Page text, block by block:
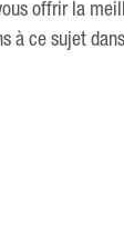
offrir la
à ce sujet